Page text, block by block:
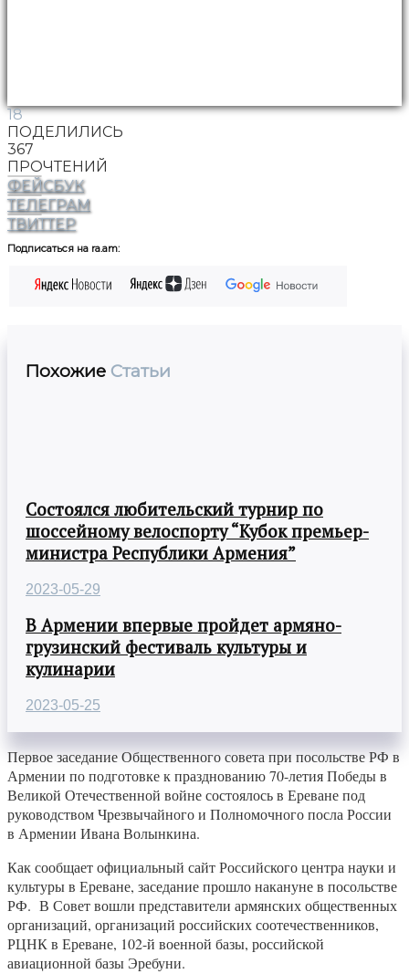
18
ПОДЕЛИЛИСЬ
367
ПРОЧТЕНИЙ
ФЕЙСБУК
ТЕЛЕГРАМ
ТВИТТЕР
Подписаться на ra.am:
Похожие Статьи
Состоялся любительский турнир по
шоссейному велоспорту “Кубок премьер-
министра Республики Армения”
2023-05-29
В Армении впервые пройдет армяно-
грузинский фестиваль культуры и
кулинарии
2023-05-25
Первое заседание Общественного совета при посольстве РФ в
Армении по подготовке к празднованию 70-летия Победы в
Великой Отечественной войне состоялось в Ереване под
руководством Чрезвычайного и Полномочного посла России
в Армении Ивана Волынкина.
Как сообщает официальный сайт Российского центра науки и
культуры в Ереване, заседание прошло накануне в посольстве
РФ. В Совет вошли представители армянских общественных
организаций, организаций российских соотечественников,
РЦНК в Ереване, 102-й военной базы, российской
авиационной базы Эребуни.